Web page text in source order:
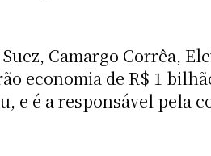
Camargo Corrêa,
economia de R$ 1
e é a responsável pela